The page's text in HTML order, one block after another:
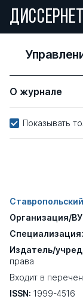
ДИССЕРНЕТ
О журнале
Показывать
Организация/
Специализация:
Издатель/
права
Входит в
ISSN: 1999-4516